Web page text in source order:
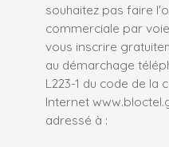
souhaitez pas faire
commerciale par
vous inscrire
au démarchage
L223-1 du code de la
Internet
adressé à :